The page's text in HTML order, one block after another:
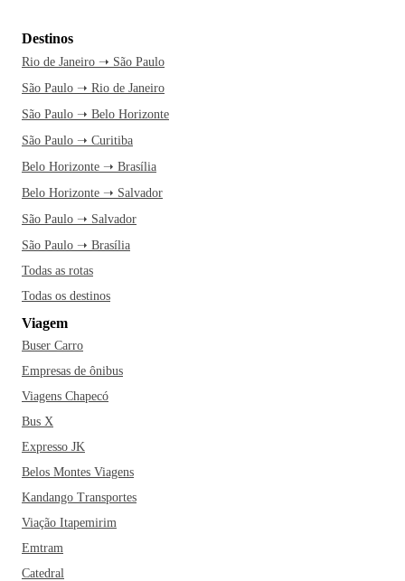
Destinos
Rio de Janeiro ➝ São Paulo
São Paulo ➝ Rio de Janeiro
São Paulo ➝ Belo Horizonte
São Paulo ➝ Curitiba
Belo Horizonte ➝ Brasília
Belo Horizonte ➝ Salvador
São Paulo ➝ Salvador
São Paulo ➝ Brasília
Todas as rotas
Todas os destinos
Viagem
Buser Carro
Empresas de ônibus
Viagens Chapecó
Bus X
Expresso JK
Belos Montes Viagens
Kandango Transportes
Viação Itapemirim
Emtram
Catedral